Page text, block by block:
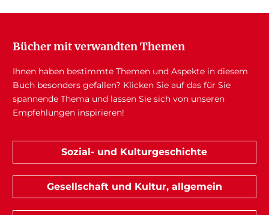
Bücher mit verwandten Themen
Ihnen haben bestimmte Themen und Aspekte in diesem
Buch besonders gefallen? Klicken Sie auf das für Sie
spannende Thema und lassen Sie sich von unseren
Empfehlungen inspirieren!
Sozial- und Kulturgeschichte
Gesellschaft und Kultur, allgemein